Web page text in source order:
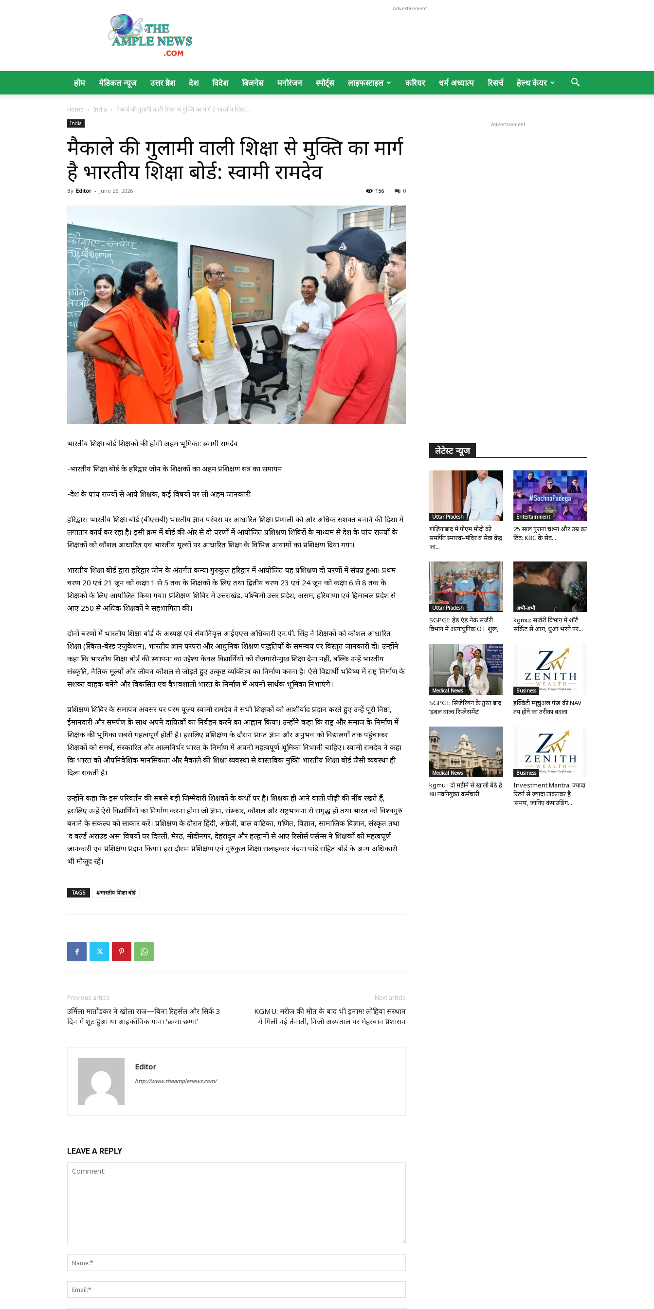
Ample
News
Advertisement
होम मेडिकल न्यूज उत्तर प्रदेश देश विदेश बिजनेस मनोरंजन स्पोर्ट्स लाइफस्टाइल करियर धर्म अध्यात्म रिसर्च हेल्थ केयर
Home India मैकाले की गुलामी वाली शिक्षा से मुक्ति का मार्ग है भारतीय शिक्षा...
India
मैकाले की गुलामी वाली शिक्षा से मुक्ति का मार्ग
है भारतीय शिक्षा बोर्ड: स्वामी रामदेव
By Editor - June 25, 2026 0
156
भारतीय शिक्षा बोर्ड शिक्षकों की होगी अहम भूमिका: स्वामी रामदेव
-भारतीय शिक्षा बोर्ड के हरिद्वार जोन के शिक्षकों का अहम प्रशिक्षण सत्र का समापन
-देश के पांच राज्यों से आये शिक्षक, कई विषयों पर ली अहम जानकारी
हरिद्वार। भारतीय शिक्षा बोर्ड (बीएसबी) भारतीय ज्ञान परंपरा पर आधारित शिक्षा प्रणाली को और अधिक सशक्त बनाने की दिशा में
लगातार कार्य कर रहा है। इसी क्रम में बोर्ड की ओर से दो चरणों में आयोजित प्रशिक्षण शिविरों के माध्यम से देश के पांच राज्यों के
शिक्षकों को कौशल आधारित एवं भारतीय मूल्यों पर आधारित शिक्षा के विभिन्न आयामों का प्रशिक्षण दिया गया।
भारतीय शिक्षा बोर्ड द्वारा हरिद्वार जोन के अंतर्गत कन्या गुरुकुल हरिद्वार में आयोजित यह प्रशिक्षण दो चरणों में संपन्न हुआ। प्रथम
चरण 20 एवं 21 जून को कक्षा 1 से 5 तक के शिक्षकों के लिए तथा द्वितीय चरण 23 एवं 24 जून को कक्षा 6 से 8 तक के
शिक्षकों के लिए आयोजित किया गया। प्रशिक्षण शिविर में उत्तराखंड, पश्चिमी उत्तर प्रदेश, असम, हरियाणा एवं हिमाचल प्रदेश से
आए 250 से अधिक शिक्षकों ने सहभागिता की।
दोनों चरणों में भारतीय शिक्षा बोर्ड के अध्यक्ष एवं सेवानिवृत्त आईएएस अधिकारी एन.पी. सिंह ने शिक्षकों को कौशल आधारित
शिक्षा (स्किल-बेस्ड एजुकेशन), भारतीय ज्ञान परंपरा और आधुनिक शिक्षण पद्धतियों के समन्वय पर विस्तृत जानकारी दी। उन्होंने
कहा कि भारतीय शिक्षा बोर्ड की स्थापना का उद्देश्य केवल विद्यार्थियों को रोजगारोन्मुख शिक्षा देना नहीं, बल्कि उन्हें भारतीय
संस्कृति, नैतिक मूल्यों और जीवन कौशल से जोड़ते हुए उत्कृष्ट व्यक्तित्व का निर्माण करना है। ऐसे विद्यार्थी भविष्य में राष्ट्र निर्माण के
सशक्त वाहक बनेंगे और विकसित एवं वैभवशाली भारत के निर्माण में अपनी सार्थक भूमिका निभाएंगे।
प्रशिक्षण शिविर के समापन अवसर पर परम पूज्य स्वामी रामदेव ने सभी शिक्षकों को आशीर्वाद प्रदान करते हुए उन्हें पूरी निष्ठा,
ईमानदारी और समर्पण के साथ अपने दायित्वों का निर्वहन करने का आह्वान किया। उन्होंने कहा कि राष्ट्र और समाज के निर्माण में
शिक्षक की भूमिका सबसे महत्वपूर्ण होती है। इसलिए प्रशिक्षण के दौरान प्राप्त ज्ञान और अनुभव को विद्यालयों तक पहुंचाकर
शिक्षकों को समर्थ, संस्कारित और आत्मनिर्भर भारत के निर्माण में अपनी महत्वपूर्ण भूमिका निभानी चाहिए। स्वामी रामदेव ने कहा
कि भारत को औपनिवेशिक मानसिकता और मैकाले की शिक्षा व्यवस्था से वास्तविक मुक्ति भारतीय शिक्षा बोर्ड जैसी व्यवस्था ही
दिला सकती है।
उन्होंने कहा कि इस परिवर्तन की सबसे बड़ी जिम्मेदारी शिक्षकों के कंधों पर है। शिक्षक ही आने वाली पीढ़ी की नींव रखते हैं,
इसलिए उन्हें ऐसे विद्यार्थियों का निर्माण करना होगा जो ज्ञान, संस्कार, कौशल और राष्ट्रभावना से समृद्ध हों तथा भारत को विश्वगुरु
बनाने के संकल्प को साकार करें। प्रशिक्षण के दौरान हिंदी, अंग्रेजी, बाल वाटिका, गणित, विज्ञान, सामाजिक विज्ञान, संस्कृत तथा
‘द वर्ल्ड अराउंड अस’ विषयों पर दिल्ली, मेरठ, मोदीनगर, देहरादून और हल्द्वानी से आए रिसोर्स पर्सन्स ने शिक्षकों को महत्वपूर्ण
जानकारी एवं प्रशिक्षण प्रदान किया। इस दौरान प्रशिक्षण एवं गुरुकुल शिक्षा सलाहकार वंदना पांडे सहित बोर्ड के अन्य अधिकारी
भी मौजूद रहें।
TAGS #भारतीय शिक्षा बोर्ड
Previous article
उर्मिला मातोंडकर ने खोला राज—बिना रिहर्सल और सिर्फ 3
दिन में शूट हुआ था आइकॉनिक गाना ‘छम्मा छम्मा’
Next article
KGMU: मरीज की मौत के बाद भी इनाम! लोहिया संस्थान
में मिली नई तैनाती, निजी अस्पताल पर मेहरबान प्रशासन
Editor
http://www.theamplenews.com/
LEAVE A REPLY
Advertisement
लेटेस्ट न्यूज
Uttar Pradesh
गाज़ियाबाद में पीएम मोदी को
समर्पित स्मारक-मंदिर व सेवा केंद्र
का...
Entertainment
25 साल पुराना चश्मा और उम्र का
टिंट: KBC के सेट...
Uttar Pradesh
SGPGI: हेड एंड नेक सर्जरी
विभाग में अत्याधुनिक OT शुरू,
अभी-अभी
kgmu: सर्जरी विभाग में शॉर्ट
सर्किट से आग, धुंआ भरने पर...
Medical News
SGPGI: सिजेरियन के तुरंत बाद
‘डबल वाल्व रिप्लेसमेंट’
Business
इक्विटी म्यूचुअल फंड की NAV
तय होने का तरीका बदला
Medical News
kgmu : दो महीने से खाली बैठे है
80 नवनियुक्त कर्मचारी
Business
Investment Mantra: ज्यादा
रिटर्न से ज्यादा ताकतवर है
‘समय’, जानिए कंपाउंडिंग...